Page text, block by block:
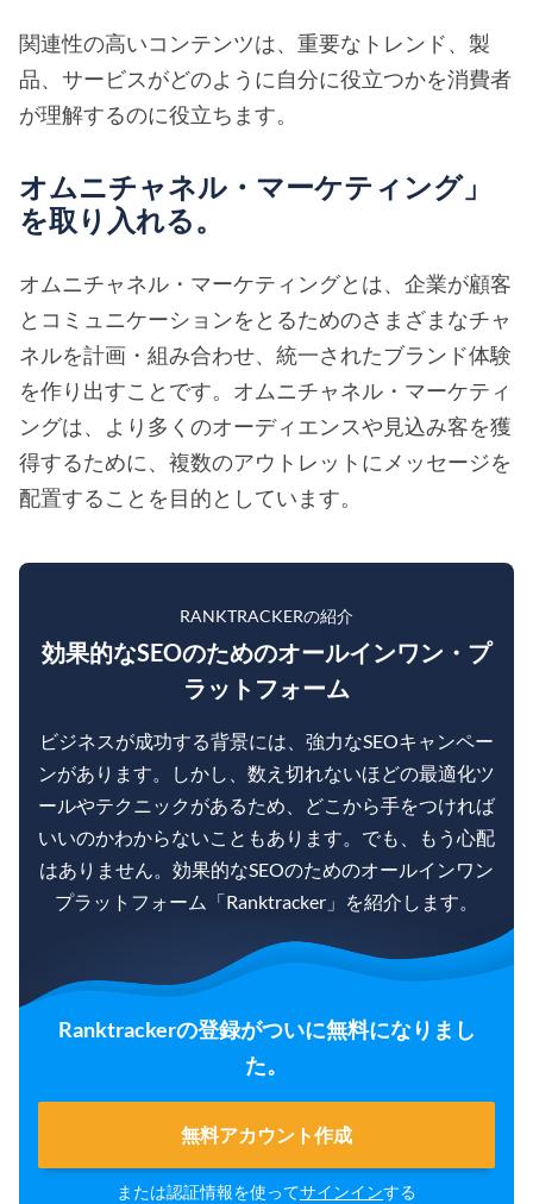
関連性の高いコンテンツは、重要なトレンド、製
品、サービスがどのように自分に役立つかを消費者
が理解するのに役立ちます。
オムニチャネル・マーケティング」
を取り入れる。
オムニチャネル・マーケティングとは、企業が顧客
とコミュニケーションをとるためのさまざまなチャ
ネルを計画・組み合わせ、統一されたブランド体験
を作り出すことです。オムニチャネル・マーケティ
ングは、より多くのオーディエンスや見込み客を獲
得するために、複数のアウトレットにメッセージを
配置することを目的としています。
RANKTRACKERの紹介
効果的なSEOのためのオールインワン・プ
ラットフォーム
ビジネスが成功する背景には、強力なSEOキャンペー
ンがあります。しかし、数え切れないほどの最適化ツ
ールやテクニックがあるため、どこから手をつければ
いいのかわからないこともあります。でも、もう心配
はありません。効果的なSEOのためのオールインワン
プラットフォーム「Ranktracker」を紹介します。
Ranktrackerの登録がついに無料になりまし
た。
無料アカウント作成
または認証情報を使ってサインインする